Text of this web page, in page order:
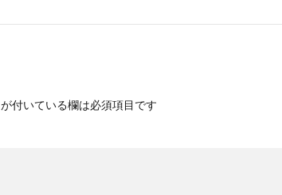
が付いている欄は必須項目です